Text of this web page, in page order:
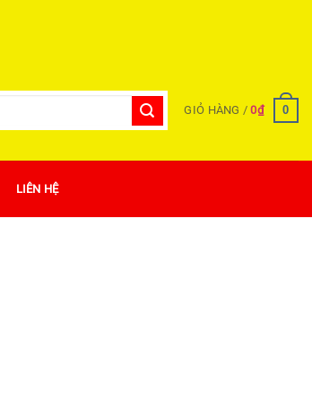
GIỎ HÀNG /0₫ 0
LIÊN HỆ